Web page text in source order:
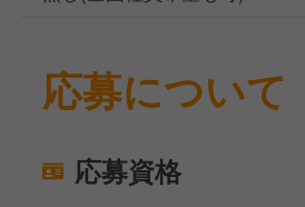
応募について
応募資格